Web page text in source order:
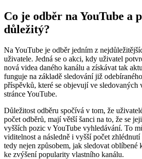
Co je odběr na YouTube a
důležitý?
Na YouTube je odběr jedním z
uživatele. Jedná se o akci, kdy uživatel
nová videa daného kanálu a získávat tak
funguje na základě sledování již
příspěvků, které se objevují ve sledovaných
stránce YouTube.
Důležitost odběru spočívá v tom, že
počet odběrů, mají větší šanci na to, že se
vyšších pozic v YouTube vyhledávání. To
viditelnost a následně i vyšší počet
tedy nejen způsobem, jak sledovat oblíbené
ke zvýšení popularity vlastního kanálu.